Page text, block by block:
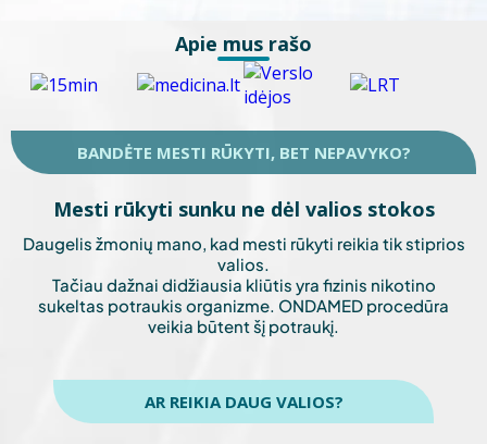
Apie mus rašo
BANDĖTE MESTI RŪKYTI, BET NEPAVYKO?
Mesti rūkyti sunku ne dėl valios stokos
Daugelis žmonių mano, kad mesti rūkyti reikia tik stiprios
valios.
Tačiau dažnai didžiausia kliūtis yra fizinis nikotino
sukeltas potraukis organizme. ONDAMED procedūra
veikia būtent šį potraukį.
AR REIKIA DAUG VALIOS?